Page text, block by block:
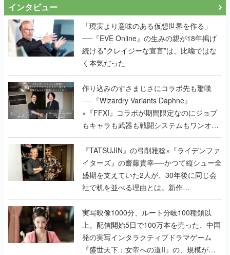
インタビュー
「現実より意味のある仮想世界を作る」
──『EVE Online』の生みの親が18年掲げ
続ける”クレイジーな宣言”は、比喩ではな
く本気だった
作り込みのすさまじさにコラボ先も驚嘆
──『Wizardry Variants Daphne』
×『FFXI』コラボが期間限定なのにジョブ
もキャラも武器も戦闘システムもワンオフ
で作り込まれた理由を両ディレクターに聞
く
『TATSUJIN』の弓削雅稔×『ライデンファ
イターズ』の齋藤貴幸──かつて縦シュー全
盛期を支えていた2人が、30年後に同じ会
社で机を並べる理由とは。新作
『TATSUJIN EXTREME』で初タッグを組
んだレジェンド2人に訊く開発秘話
実写映像1000分、ルート分岐100種類以
上。配信開始5日で100万本を売った、中国
発の実写インタラクティブドラマゲーム
『盛世天下：女帝への道II』の、規模が違